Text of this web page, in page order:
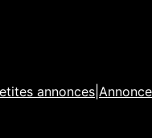
annonces